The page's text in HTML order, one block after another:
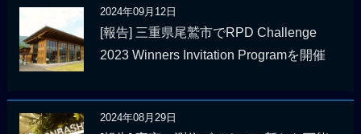
2024年09月12日
[報告] 三重県尾鷲市でRPD Challenge
2023 Winners Invitation Programを開催
2024年08月29日